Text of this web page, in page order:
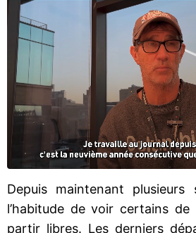
Depuis maintenant plusieurs
l’habitude de voir certains de
partir libres. Les derniers